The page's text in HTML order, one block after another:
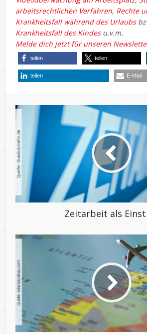
arbeitsrechtlichen Verfahren, Rechte
Krankheitsfall während des Urlaubs
Krankheitsfall des Kindesu.v.m.
Melde dich jetzt für unseren
teilen teilen
teilen E-Mail
Zeitarbeit als